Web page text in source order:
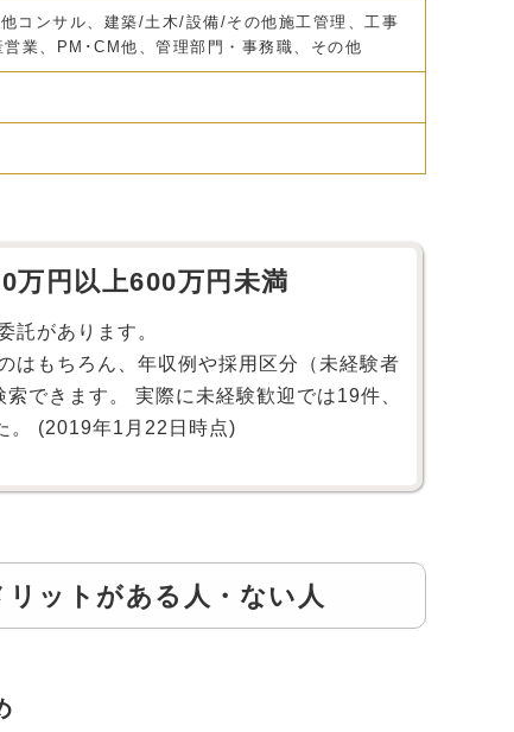
コンサル、建築/土木/設備/その他施工管理、工事
業、PM･CM他、管理部門・事務職、その他
万円以上600万円未満
託があります。
はもちろん、年収例や採用区分（未経験者
できます。 実際に未経験歓迎では19件、
。 (2019年1月22日時点)
ットがある人・ない人